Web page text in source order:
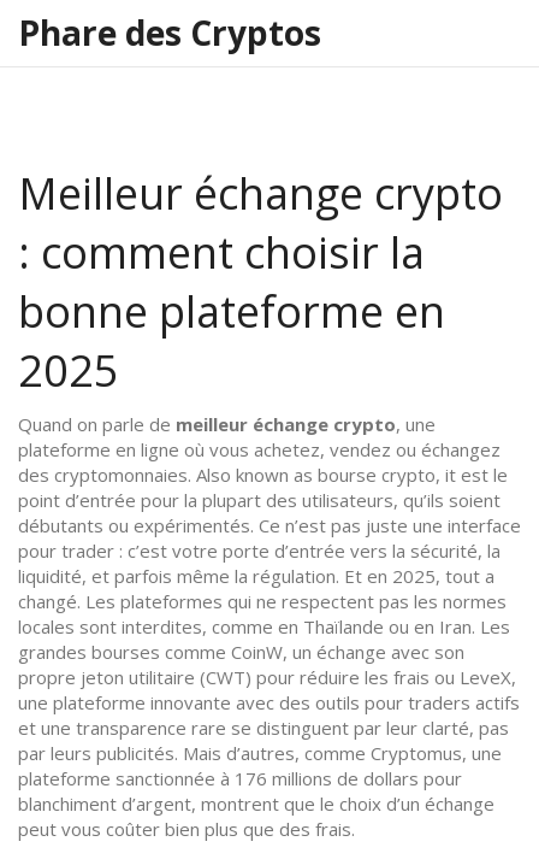
Phare des Cryptos
Meilleur échange crypto
: comment choisir la
bonne plateforme en
2025
Quand on parle de meilleur échange crypto, une
plateforme en ligne où vous achetez, vendez ou échangez
des cryptomonnaies. Also known as bourse crypto, it est le
point d’entrée pour la plupart des utilisateurs, qu’ils soient
débutants ou expérimentés. Ce n’est pas juste une interface
pour trader : c’est votre porte d’entrée vers la sécurité, la
liquidité, et parfois même la régulation. Et en 2025, tout a
changé. Les plateformes qui ne respectent pas les normes
locales sont interdites, comme en Thaïlande ou en Iran. Les
grandes bourses comme CoinW, un échange avec son
propre jeton utilitaire (CWT) pour réduire les frais ou LeveX,
une plateforme innovante avec des outils pour traders actifs
et une transparence rare se distinguent par leur clarté, pas
par leurs publicités. Mais d’autres, comme Cryptomus, une
plateforme sanctionnée à 176 millions de dollars pour
blanchiment d’argent, montrent que le choix d’un échange
peut vous coûter bien plus que des frais.